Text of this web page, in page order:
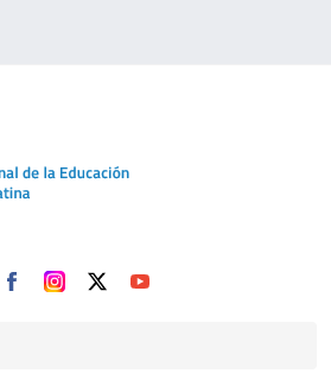
ENLACES DE AYUDA A